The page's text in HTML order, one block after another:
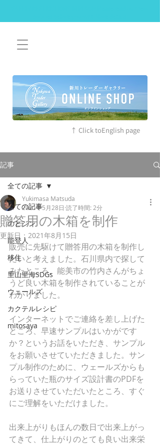
↑ Click toEnglish page
記事
全ての記事
のとジン
能登人
移住
里山里海SDGs
ウェールズ
カクテルレシピ
mitosaya
全ての記事
贈答用の木箱を制作
Yukimasa Matsuda
2021年5月28日 読了時間: 2分
更新日： 2021年8月15日
販売に先駆けて贈答用の木箱を制作し
たいと考えました。石川県内で探して
みたところ、能美市の竹内さんがちょ
うど良い木箱を制作されていることが
わかりました。
インターネットでご連絡を差し上げた
ところ、早速サンプルはいかがです
か？というお話をいただき、サンプル
をお願いさせていただきました。サン
プル制作のために、ウェールズからも
らっていた瓶のサイズ設計書のPDFを
お送りさせていただいたところ、すぐ
にご理解をいただけました。
出来上がりもほんの数日で出来上がっ
てきて、仕上がりのとても良い出来栄